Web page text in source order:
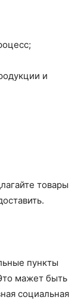
и
товары
пункты
мажет быть
социальная